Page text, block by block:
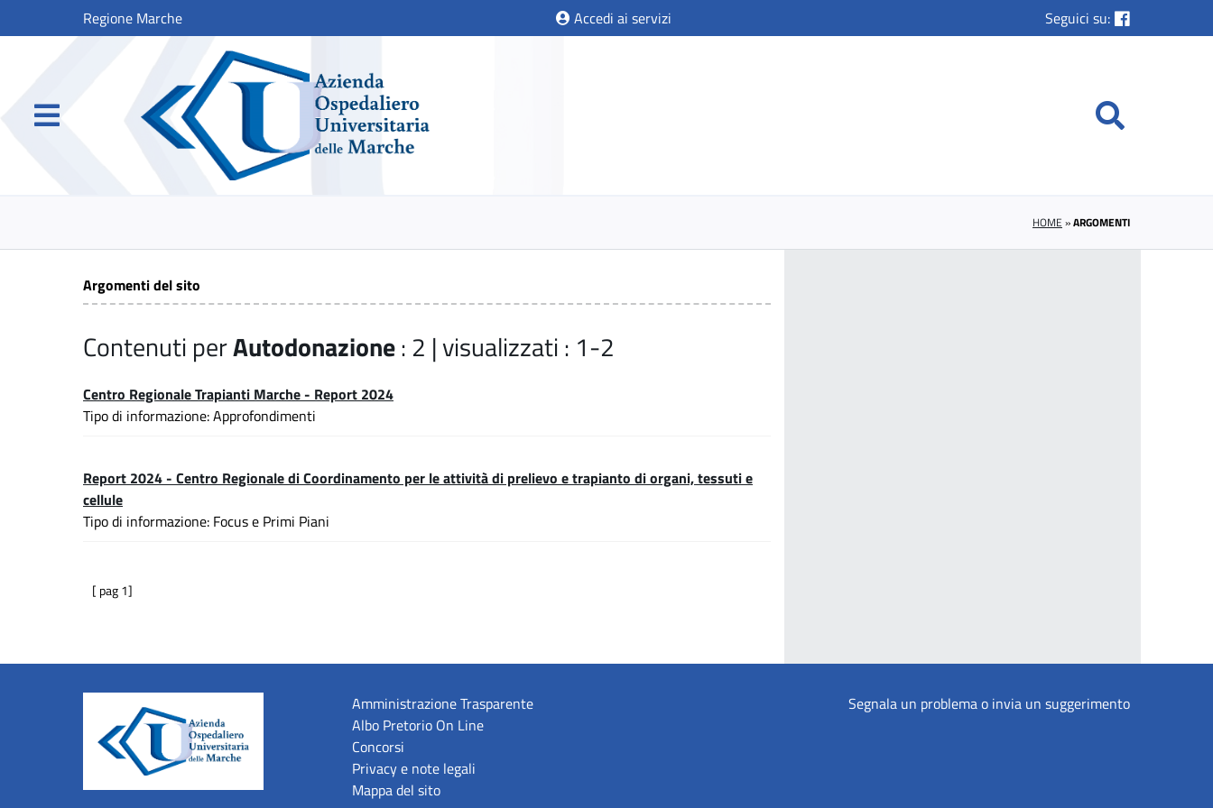
Regione Marche Accedi ai servizi Seguici su:
HOME »ARGOMENTI
Argomenti del sito
Contenuti perAutodonazione: 2 | visualizzati : 1-2
Centro Regionale Trapianti Marche - Report 2024
Tipo di informazione: Approfondimenti
Report 2024 - Centro Regionale di Coordinamento per le attività di prelievo e trapianto di organi, tessuti e
cellule
Tipo di informazione: Focus e Primi Piani
[ pag 1]
Amministrazione Trasparente
Albo Pretorio On Line
Concorsi
Privacy e note legali
Mappa del sito
Segnala un problema o invia un suggerimento